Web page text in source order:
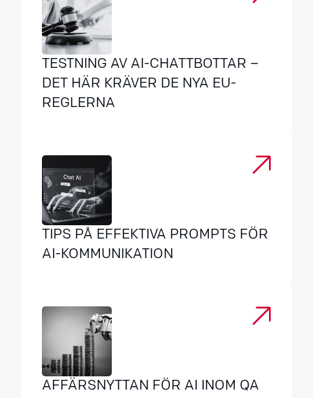
TESTNING AV AI-CHATTBOTTAR –
DET HÄR KRÄVER DE NYA EU-
REGLERNA
TIPS PÅ EFFEKTIVA PROMPTS FÖR
AI-KOMMUNIKATION
AFFÄRSNYTTAN FÖR AI INOM QA